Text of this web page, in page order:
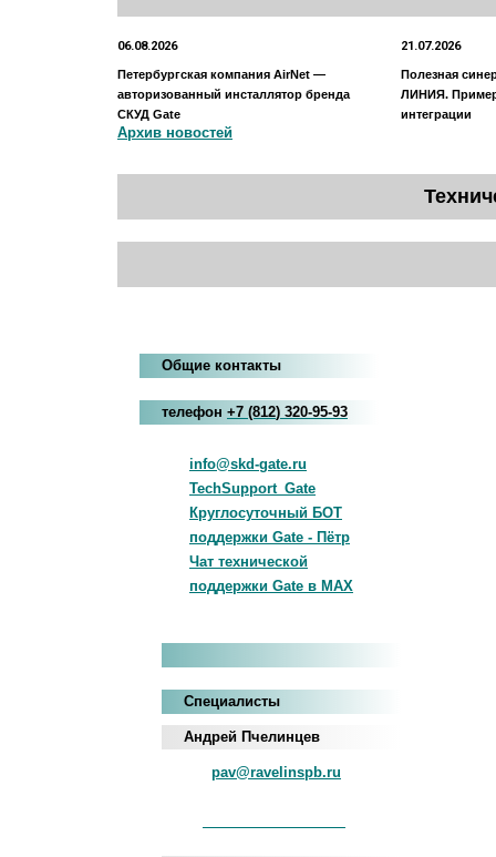
06.08.2026
Петербургская компания AirNet —
авторизованный инсталлятор бренда
СКУД Gate
21.07.2026
Полезная
ЛИНИЯ.
интеграции
Архив новостей
Общие контакты
телефон +7 (812) 320-95-93
info@skd-gate.ru
TechSupport_Gate
Круглосуточный БОТ
поддержки Gate - Пётр
Чат технической
поддержки Gate в MAX
Специалисты
Андрей Пчелинцев
pav@ravelinspb.ru